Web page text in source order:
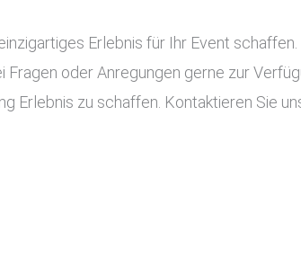
Erlebnis für Ihr Event
oder Anregungen gerne zur
Erlebnis zu schaffen. Kontaktieren Sie